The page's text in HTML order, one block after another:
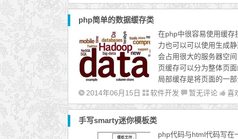
php简单的数据缓存类
在php中很容易使用缓存
力也可以可以使用生成
会占用很大的服务器空
页缓存可以分为整体页
局部缓存是将页面的一
2014年06月15日
软件开发 暂无评论 喜
手写smarty迷你模板类
php代码与html代码写在